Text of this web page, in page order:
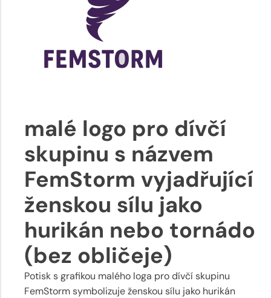
malé logo pro dívčí
skupinu s názvem
FemStorm vyjadřující
ženskou sílu jako
hurikán nebo tornádo
(bez obličeje)
Potisk s grafikou malého loga pro dívčí skupinu
FemStorm symbolizuje ženskou sílu jako hurikán